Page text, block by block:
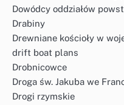
Dowódcy oddziałów
Drabiny
Drewniane kościoły w
drift boat plans
Drobnicowce
Droga św. Jakuba we
Drogi rzymskie